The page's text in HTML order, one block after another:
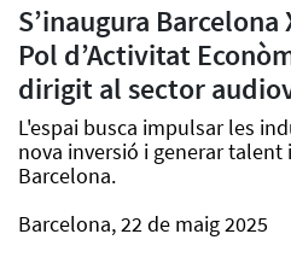
S’inaugura
Pol d’Activitat
dirigit al sector
L'espai busca impulsar les
nova inversió i generar
Barcelona.
Barcelona, 22 de maig 2025